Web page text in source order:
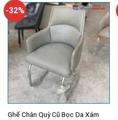
500,000₫.
-32%
Ghế Chân Quỳ Cũ Bọc Da Xám